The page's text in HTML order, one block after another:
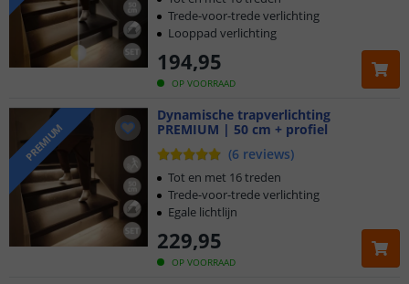
OP VOORRAAD
194,95
Trede-voor-trede verlichting
Looppad verlichting
PREMIUM
Dynamische trapverlichting
PREMIUM | 50 cm + profiel
(6 reviews)
OP VOORRAAD
229,95
Tot en met 16 treden
Trede-voor-trede verlichting
Egale lichtlijn